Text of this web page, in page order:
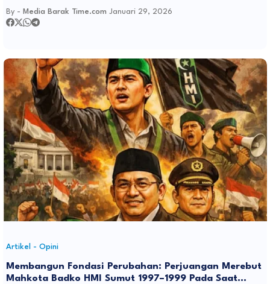
By - Media Barak Time.com Januari 29, 2026
Artikel - Opini
Membangun Fondasi Perubahan: Perjuangan Merebut
Mahkota Badko HMI Sumut 1997–1999 Pada Saat